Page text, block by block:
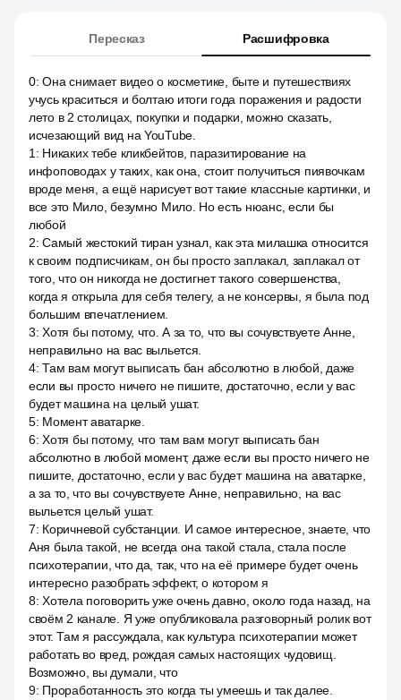
Пересказ Расшифровка
0:Она снимает видео о косметике, быте и путешествиях
учусь краситься и болтаю итоги года поражения и радости
лето в 2 столицах, покупки и подарки, можно сказать,
исчезающий вид на YouTube.
1 : Никаких тебе кликбейтов, паразитирование на
инфоповодах у таких, как она, стоит получиться пиявочкам
вроде меня, а ещё нарисует вот такие классные картинки, и
все это Мило, безумно Мило. Но есть нюанс, если бы
любой
2:Самый жестокий тиран узнал, как эта милашка относится
к своим подписчикам, он бы просто заплакал, заплакал от
того, что он никогда не достигнет такого совершенства,
когда я открыла для себя телегу, а не консервы, я была под
большим впечатлением.
3:Хотя бы потому, что. А за то, что вы сочувствуете Анне,
неправильно на вас выльется.
4:Там вам могут выписать бан абсолютно в любой, даже
если вы просто ничего не пишите, достаточно, если у вас
будет машина на целый ушат.
5: Момент аватарке.
6:Хотя бы потому, что там вам могут выписать бан
абсолютно в любой момент, даже если вы просто ничего не
пишите, достаточно, если у вас будет машина на аватарке,
а за то, что вы сочувствуете Анне, неправильно, на вас
выльется целый ушат.
7: Коричневой субстанции. И самое интересное, знаете, что
Аня была такой, не всегда она такой стала, стала после
психотерапии, что да, так, что на её примере будет очень
интересно разобрать эффект, о котором я
8:Хотела поговорить уже очень давно, около года назад, на
своём 2 канале. Я уже опубликовала разговорный ролик вот
этот. Там я рассуждала, как культура психотерапии может
работать во вред, рождая самых настоящих чудовищ.
Возможно, вы думали, что
9: Проработанность это когда ты умеешь и так далее.